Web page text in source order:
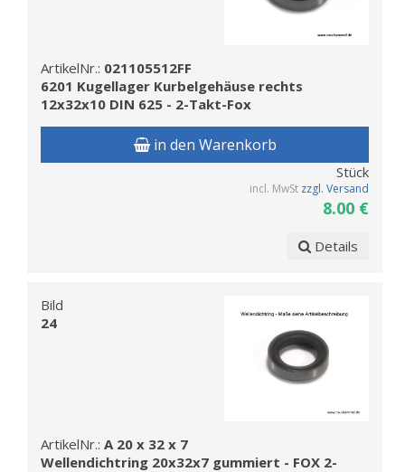
ArtikelNr.: 021105512FF
6201 Kugellager Kurbelgehäuse rechts
12x32x10 DIN 625 - 2-Takt-Fox
in den Warenkorb
Stück
incl. MwSt zzgl. Versand
8.00 €
Details
Bild
24
ArtikelNr.: A 20 x 32 x 7
Wellendichtring 20x32x7 gummiert - FOX 2-